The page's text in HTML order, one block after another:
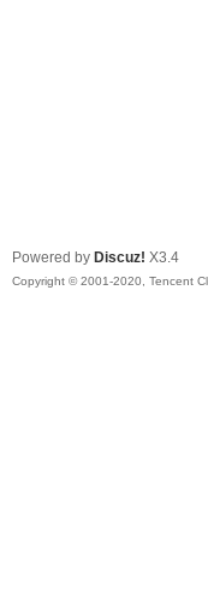
Powered by Discuz! X3.4
Copyright © 2001-2020, Tencent